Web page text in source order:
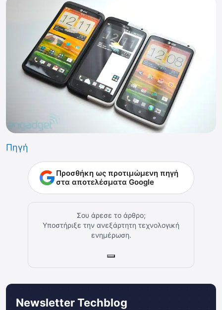
Πηγή
Προσθήκη ως προτιμώμενη πηγή
στα αποτελέσματα Google
Σου άρεσε το άρθρο;
Υποστήριξε την ανεξάρτητη τεχνολογική
ενημέρωση.
Newsletter Techblog